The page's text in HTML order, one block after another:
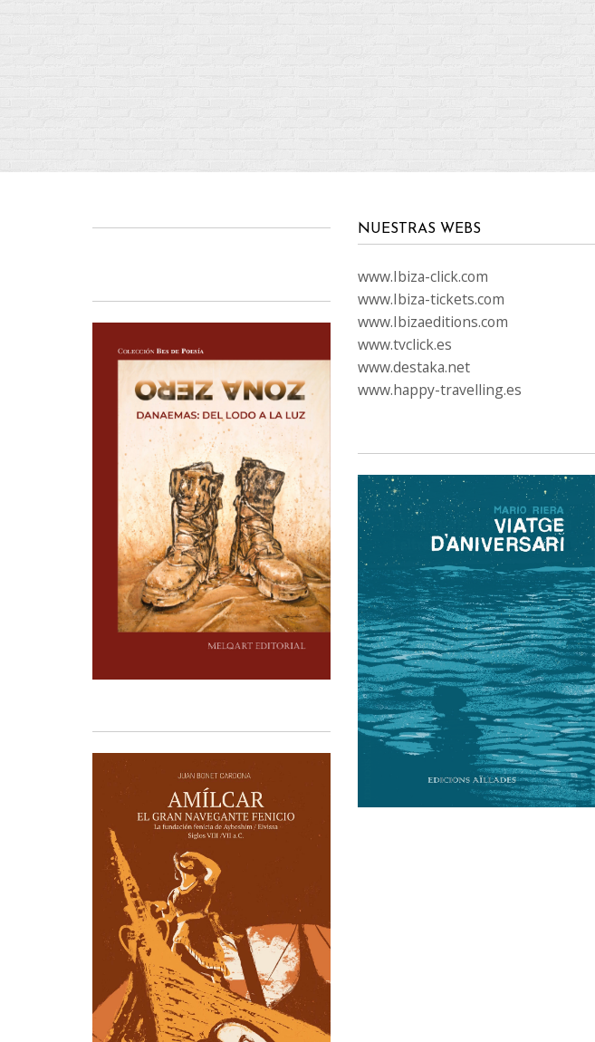
NUESTRAS WEBS
www.Ibiza-click.com
www.Ibiza-tickets.com
www.Ibizaeditions.com
www.tvclick.es
www.destaka.net
www.happy-travelling.es